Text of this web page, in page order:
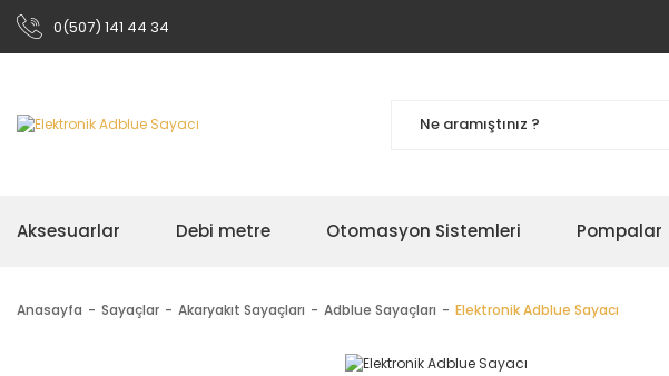
0(507) 141 44 34
Aksesuarlar Debi metre Otomasyon Sistemleri Pompalar
Anasayfa Sayaçlar Akaryakıt Sayaçları Adblue Sayaçları Elektronik Adblue Sayacı